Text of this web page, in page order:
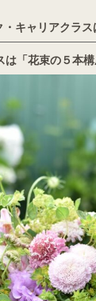
キャリアクラス
は「花束の５本構